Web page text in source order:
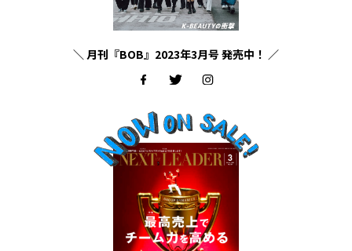
＼ 月刊『BOB』2023年3月号 発売中！ ／